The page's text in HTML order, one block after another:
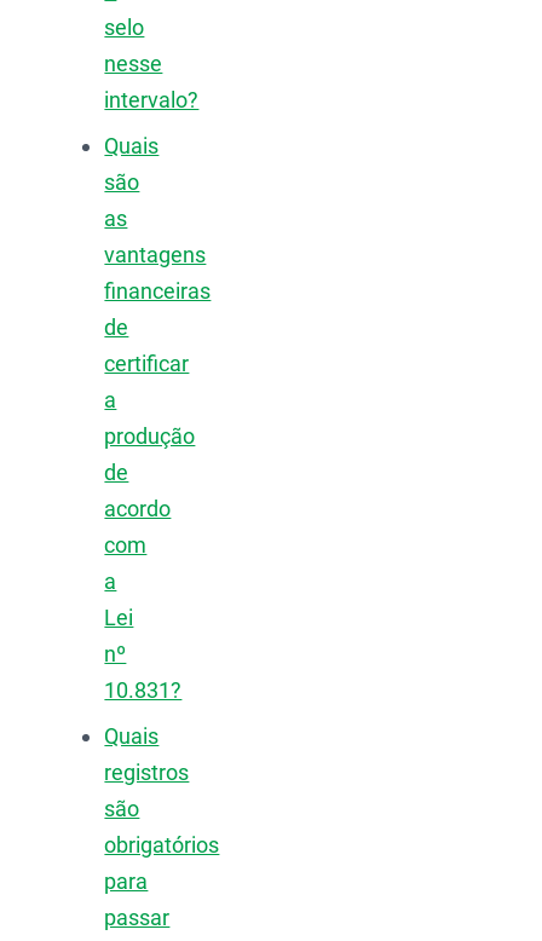
selo
nesse
intervalo?
Quais
são
as
vantagens
financeiras
de
certificar
a
produção
de
acordo
com
a
Lei
nº
10.831?
Quais
registros
são
obrigatórios
para
passar